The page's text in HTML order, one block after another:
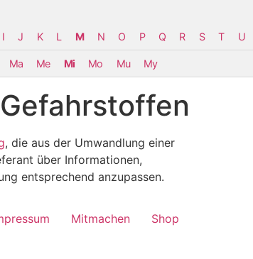
I J K L M N O P Q R S T U
Ma Me Mi Mo Mu My
, die aus der Umwandlung einer
über Informationen,
entsprechend anzupassen.
Mitmachen Shop